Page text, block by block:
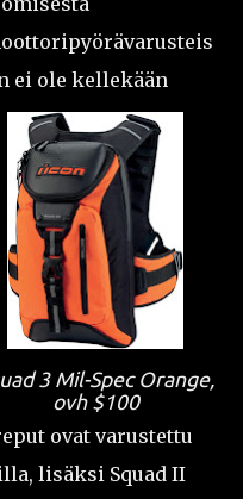
3 Mil-Spec Orange,
ovh $100
ei ole kellekään
ovat varustettu
lisäksi Squad II